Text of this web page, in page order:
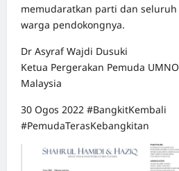
memudaratkan parti dan seluruh
warga pendokongnya.
Dr Asyraf Wajdi Dusuki
Ketua Pergerakan Pemuda UMNO
Malaysia
30 Ogos 2022 #BangkitKembali
#PemudaTerasKebangkitan